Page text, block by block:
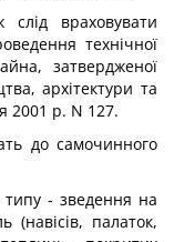
враховувати
технічної
затвердженої
архітектури та
2001 р. N 127.
до самочинного
типу - зведення на
(навісів, палаток,